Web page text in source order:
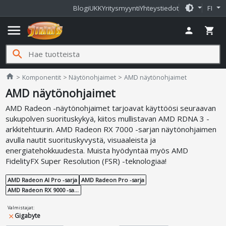
BlogiUKKYritysmyyntiYhteystiedot brightness_medium FI
menu person shopping_cart
search
home Jimms.fi
Komponentit Näytönohjaimet AMD näytönohjaimet
AMD näytönohjaimet
AMD Radeon -näytönohjaimet tarjoavat käyttöösi seuraavan
sukupolven suorituskykyä, kiitos mullistavan AMD RDNA 3 -
arkkitehtuurin. AMD Radeon RX 7000 -sarjan näytönohjaimen
avulla nautit suorituskyvystä, visuaaleista ja
energiatehokkuudesta. Muista hyödyntää myös AMD
FidelityFX Super Resolution (FSR) -teknologiaa!
AMD Radeon AI Pro -sarja AMD Radeon Pro -sarja
AMD Radeon RX 9000 -sarja
Valmistajat:
close Gigabyte